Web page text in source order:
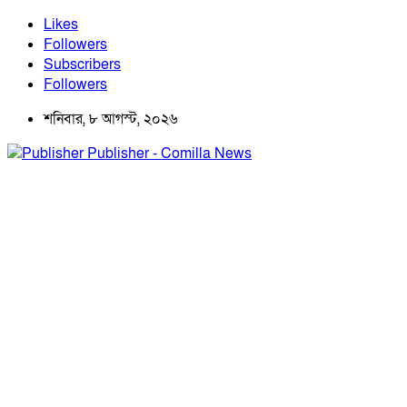
Likes
Followers
Subscribers
Followers
শনিবার, ৮ আগস্ট, ২০২৬
Publisher - Comilla News